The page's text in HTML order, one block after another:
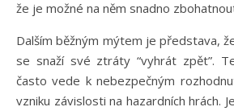
že je možné na něm snadno
Dalším běžným mýtem je představa,
se snaží své ztráty “vyhrát zpět”.
často vede k nebezpečným
vzniku závislosti na hazardních hrách.